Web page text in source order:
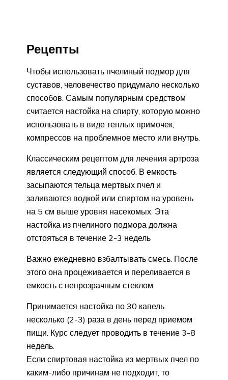
Рецепты
Чтобы использовать пчелиный подмор для
суставов, человечество придумало несколько
способов. Самым популярным средством
считается настойка на спирту, которую можно
использовать в виде теплых примочек,
компрессов на проблемное место или внутрь.
Классическим рецептом для лечения артроза
является следующий способ. В емкость
засыпаются тельца мертвых пчел и
заливаются водкой или спиртом на уровень
на 5 см выше уровня насекомых. Эта
настойка из пчелиного подмора должна
отстояться в течение 2-3 недель
Важно ежедневно взбалтывать смесь. После
этого она процеживается и переливается в
емкость с непрозрачным стеклом
Принимается настойка по 30 капель
несколько (2-3) раза в день перед приемом
пищи. Курс следует проводить в течение 3-8
недель.
Если спиртовая настойка из мертвых пчел по
каким-либо причинам не подходит, то